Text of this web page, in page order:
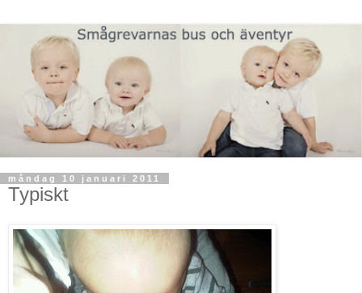
måndag 10 januari 2011
Typiskt